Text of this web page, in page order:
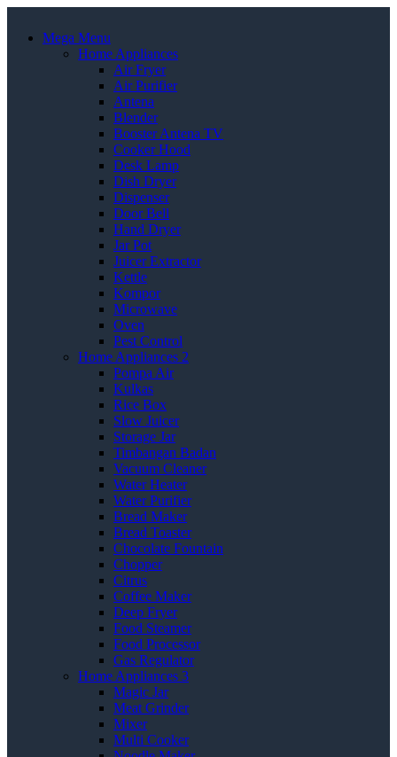
Mega Menu
Home Appliances
Air Fryer
Air Purifier
Antena
Blender
Booster Antena TV
Cooker Hood
Desk Lamp
Dish Dryer
Dispenser
Door Bell
Hand Dryer
Jar Pot
Juicer Extractor
Kettle
Kompor
Microwave
Oven
Pest Control
Home Appliances 2
Pompa Air
Kulkas
Rice Box
Slow Juicer
Storage Jar
Timbangan Badan
Vacuum Cleaner
Water Heater
Water Purifier
Bread Maker
Bread Toaster
Chocolate Fountain
Chopper
Citrus
Coffee Maker
Deep Fryer
Food Steamer
Food Processor
Gas Regulator
Home Appliances 3
Magic Jar
Meat Grinder
Mixer
Multi Cooker